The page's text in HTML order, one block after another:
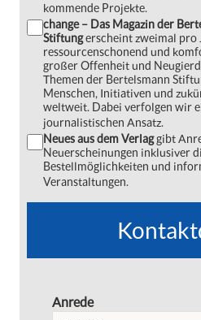
kommende Projekte.
change – Das Magazin der
Stiftungerscheint zweimal pro
ressourcenschonend und
großer Offenheit und
Themen der Bertelsmann
Menschen, Initiativen und
weltweit. Dabei verfolgen wir
journalistischen Ansatz.
Neues aus dem Verlaggibt
Neuerscheinungen inklusiver
Bestellmöglichkeiten und
Veranstaltungen.
Anrede